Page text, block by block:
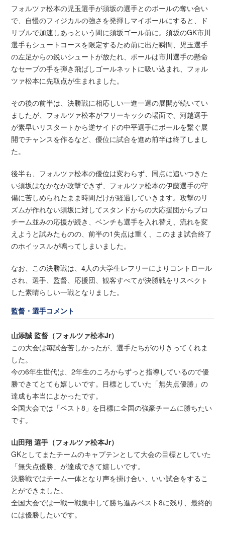
フォルツァ松本の児玉選手が須坂の選手とのボールの奪い合い
で、自慢のフィジカルの強さを発揮しマイボールにすると、ド
リブルで加速しあっという間に須坂ゴール前に。須坂のGK市川
選手もシュートコースを限定するため前に出た瞬間、児玉選手
の左足からの鋭いシュートが放たれ、ボールは市川選手の懸命
なセーブの手を弾き飛ばしゴールネットに吸い込まれ、フォル
ツァ松本に先取点が生まれました。
その後の前半は、決勝戦に相応しい一進一退の展開が続いてい
ましたが、フォルツァ松本がフリーキックの場面で、河越選手
が素早いリスタートから逆サイドの中平選手にボールを繋ぐ展
開でチャンスを作るなど、優位に試合を進め前半は終了しまし
た。
後半も、フォルツァ松本の優位は変わらず、同点に追いつきた
い須坂はなかなか攻撃できず、フォルツァ松本の伊藤選手の守
備に苦しめられたまま時間だけが経過していきます。攻撃のリ
ズムが作れない須坂に対してスタンドからの大応援団からプロ
チーム並みの応援が続き、ベンチも選手を入れ替え、流れを変
えようと試みたものの、前半の1失点は重く、このまま試合終了
のホイッスルが鳴ってしまいました。
なお、この決勝戦は、4人の大学生レフリーによりコントロール
され、選手、監督、応援団、観客すべてが決勝戦をリスペクト
した素晴らしい一戦となりました。
監督・選手コメント
山添誠 監督（フォルツァ松本Jr）
この大会は毎試合苦しかったが、選手たちがのりきってくれま
した。
今の6年生世代は、2年生のころからずっと指導しているので優
勝できてとても嬉しいです。目標としていた「無失点優勝」の
達成も本当によかったです。
全国大会では「ベスト8」を目標に全国の強豪チームに勝ちたい
です。
山田翔 選手（フォルツァ松本Jr）
GKとしてまたチームのキャプテンとして大会の目標としていた
「無失点優勝」が達成できて嬉しいです。
決勝戦ではチーム一体となり声を掛け合い、いい試合をするこ
とができました。
全国大会では一戦一戦集中して勝ち進みベスト8に残り、最終的
には優勝したいです。